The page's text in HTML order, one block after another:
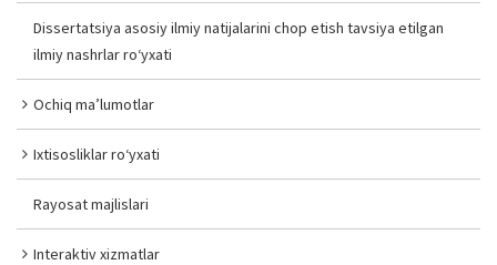
Dissertatsiya asosiy ilmiy natijalarini chop etish tavsiya etilgan
ilmiy nashrlar ro‘yxati
Ochiq ma’lumotlar
Ixtisosliklar ro‘yxati
Rayosat majlislari
Interaktiv xizmatlar